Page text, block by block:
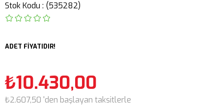
Stok Kodu (535282)
ADET FİYATIDIR!
₺10.430,00
₺2.607,50 'den başlayan taksitlerle